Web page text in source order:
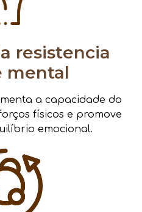
resistencia
mental
a capacidade do
físicos e promove
emocional.